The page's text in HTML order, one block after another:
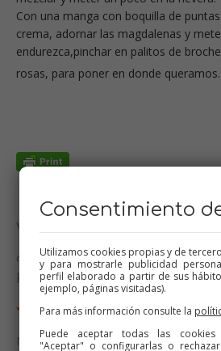
Con una manga con boquilla de
crema, adornar las magdalenas y
endurezca,pinchar en palitos de
rosas, para poner en donde queramos.
Valora esta receta
¿Te ha gustado esta receta?
piensas
Nombre (opcional)
Consentimiento
Utilizamos cookies propias y de
y para mostrarle publicidad
perfil elaborado a partir de sus
ejemplo, páginas visitadas).
Para más información consulte la
Puede aceptar todas las
"Aceptar" o configurarlas o